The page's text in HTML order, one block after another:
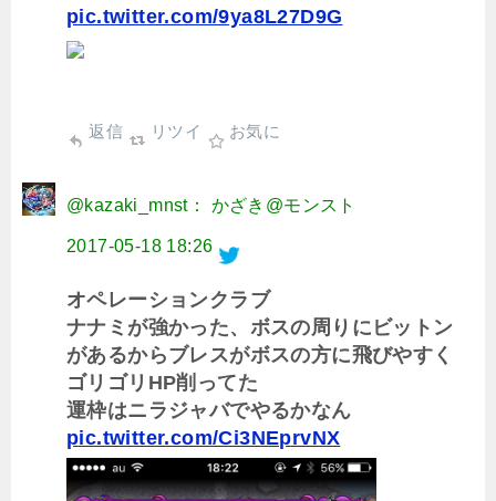
pic.twitter.com/9ya8L27D9G
返信 リツイ お気に
@kazaki_mnst： かざき@モンスト
2017-05-18 18:26
オペレーションクラブ
ナナミが強かった、ボスの周りにビットン
があるからブレスがボスの方に飛びやすく
ゴリゴリHP削ってた
運枠はニラジャバでやるかなん
pic.twitter.com/Ci3NEprvNX